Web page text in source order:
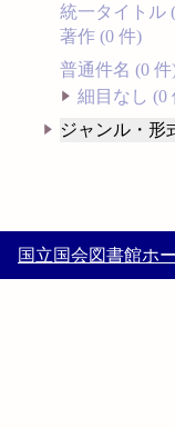
統一タイトル
著作 (0 件)
普通件名 (0 件
細目なし (0
ジャンル・形
国立国会図書館ホ